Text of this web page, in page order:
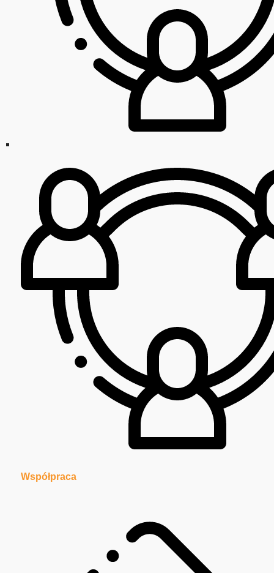
Współpraca